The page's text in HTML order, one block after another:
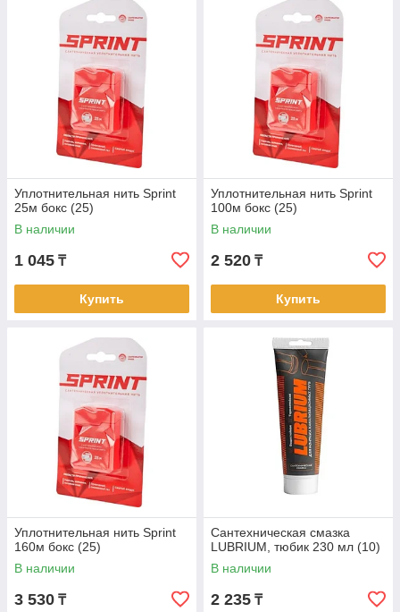
Уплотнительная нить Sprint
25м бокс (25)
В наличии
1 045 ₸
Купить
Уплотнительная нить Sprint
100м бокс (25)
В наличии
2 520 ₸
Купить
Уплотнительная нить Sprint
160м бокс (25)
В наличии
3 530 ₸
Сантехническая смазка
LUBRIUM, тюбик 230 мл (10)
В наличии
2 235 ₸